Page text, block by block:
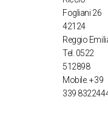
Fogliani 26
42124
Reggio
Tel. 0522
512898
Mobile. +39
339